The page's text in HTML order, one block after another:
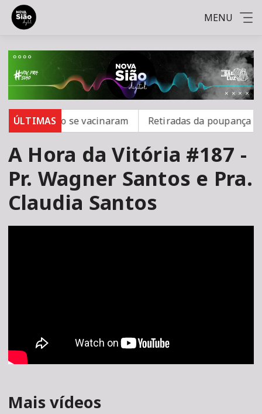
MENU
ÚLTIMAS
16 não se vacinaram Retiradas da poupança
A Hora da Vitória #187 -
Pr. Wagner Santos e Pra.
Claudia Santos
Mais vídeos